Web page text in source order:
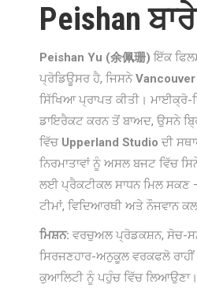
Peishan ਬਾਰੇ
Peishan Yu (余佩珊) ਇੱਕ
ਪ੍ਰੋਡਿਊਸਰ ਹੈ, ਜਿਸਨੇ
ਸਿੱਖਿਆ ਪ੍ਰਾਪਤ ਕੀਤੀ। ਮਾਈਕ੍ਰੋ-
ਡਾਇਰੈਕਟ ਕਰਨ ਤੋਂ ਬਾਅਦ, ਉਸਨੇ
ਵਿੱਚ Upperland Studio ਦੀ
ਨਿਰਮਾਤਾਵਾਂ ਨੂੰ ਅਸਲ ਬਜਟ ਵਿੱਚ
ਲਈ ਪ੍ਰੈਕਟੀਕਲ ਸਾਧਨ ਮਿਲ ਸਕਣ
ਟੀਮਾਂ, ਵਿਦਿਆਰਥੀ ਅਤੇ ਨੌਜਵਾਨ
ਮਿਸ਼ਨ: ਵਰਚੁਅਲ ਪ੍ਰੋਡਕਸ਼ਨ, ਸੋਚ-
ਸਿਰਜਣਹਾਰ-ਅਨੁਕੂਲ ਵਰਕਫਲੋ ਰਾਹੀਂ
ਕੁਆਲਿਟੀ ਨੂੰ ਪਹੁੰਚ ਵਿੱਚ ਲਿਆਉਣਾ।